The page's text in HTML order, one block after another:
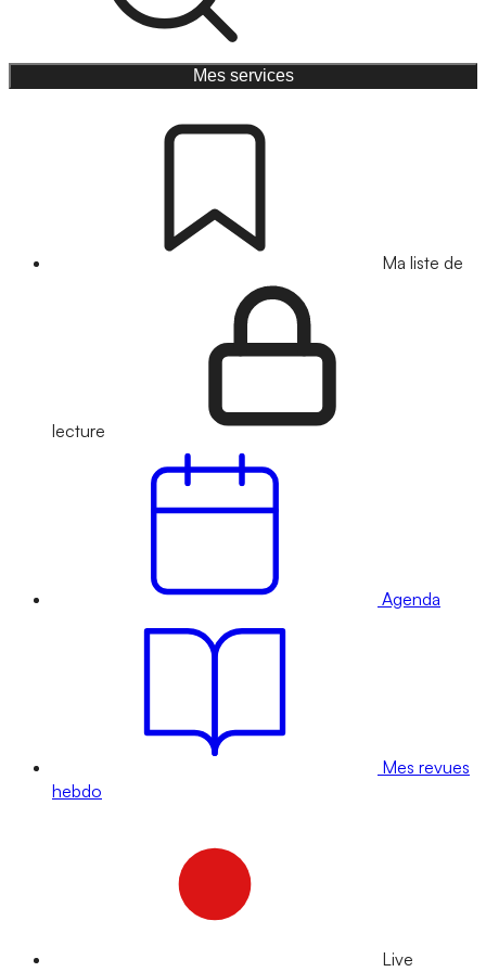
Mes services
Ma liste de
lecture
Agenda
Mes revues
hebdo
Live